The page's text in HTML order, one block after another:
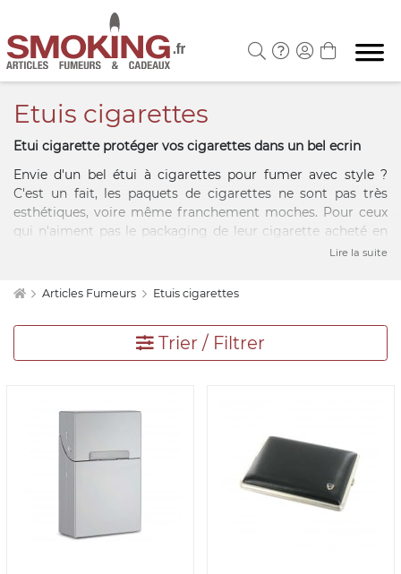
Etuis cigarettes
Etui cigarette protéger vos cigarettes dans un bel ecrin
Envie d'un bel étui à cigarettes pour fumer avec style ?
C'est un fait, les paquets de cigarettes ne sont pas très
esthétiques, voire même franchement moches. Pour ceux
qui n'aiment pas le packaging de leur cigarette acheté en
tabac, Smoking.fr a sélectionné des étuis à cigarettes stylés
vos cigarettes de la déformation et des intempéries. A
De nombreux modèles d'étuis à cigarette sont disponibles
pour tous les goûts et tous les styles, fun et imprimés,
modernes et élégants, classiques et unis. Disponible en
Lire la suite
Articles Fumeurs Etuis cigarettes
Trier / Filtrer